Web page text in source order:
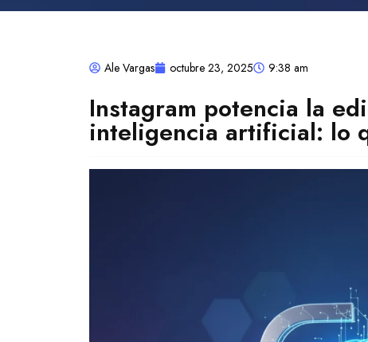
Ale Vargas octubre 23, 2025 9:38 am
Instagram potencia la
inteligencia artificial: lo